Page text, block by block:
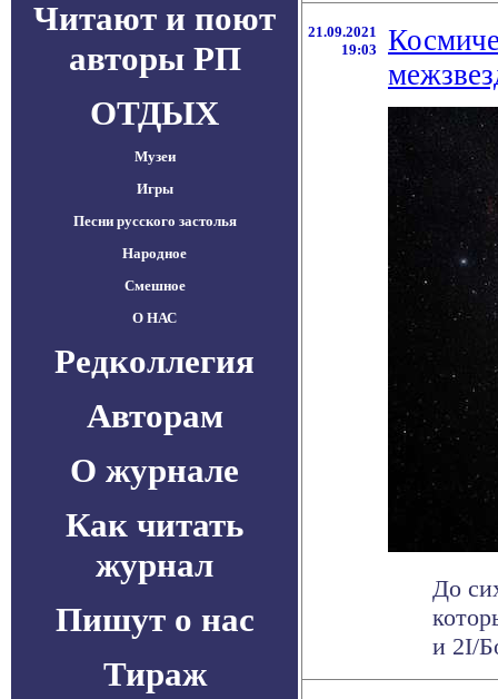
Читают и поют
авторы РП
ОТДЫХ
Музеи
Игры
Песни русского застолья
Народное
Смешное
О НАС
Редколлегия
Авторам
О журнале
Как читать
журнал
Пишут о нас
Тираж
21.09.2021
19:03
До
и 2I/